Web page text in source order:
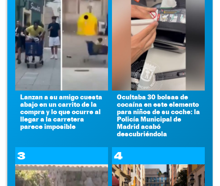
Lanzan a su amigo cuesta
abajo en un carrito de la
compra y lo que ocurre al
llegar a la carretera
parece imposible
Ocultaba 30 bolsas de
cocaína en este elemento
para niños de su coche: la
Policía Municipal de
Madrid acabó
descubriéndola
3 4